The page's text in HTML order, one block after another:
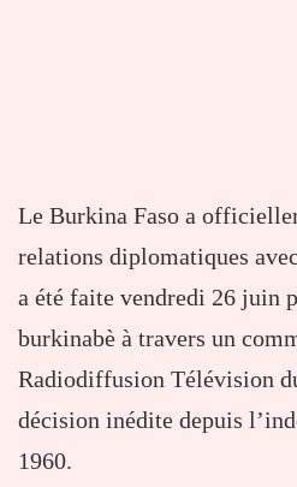
Le Burkina Faso a
relations diplomatiques
a été faite vendredi 26 juin
burkinabè à travers un
Radiodiffusion Télévision
décision inédite depuis
1960.